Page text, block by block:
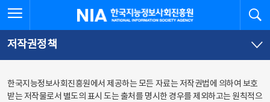
문
로
가
체
뉴
바
가
한국지능정보사회진흥원
저작권정책
한국지능정보사회진흥원에서 제공하는 모든 자료는 저작권법에 의하여 보호
받는 저작물로서 별도의 표시 도는 출처를 명시한 경우를 제외하고는 원칙적으